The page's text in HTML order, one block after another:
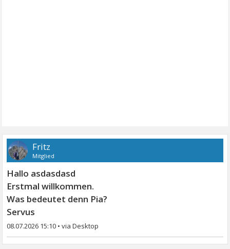
Fritz
Mitglied
Hallo asdasdasd
Erstmal willkommen.
Was bedeutet denn Pia?
Servus
08.07.2026 15:10 •